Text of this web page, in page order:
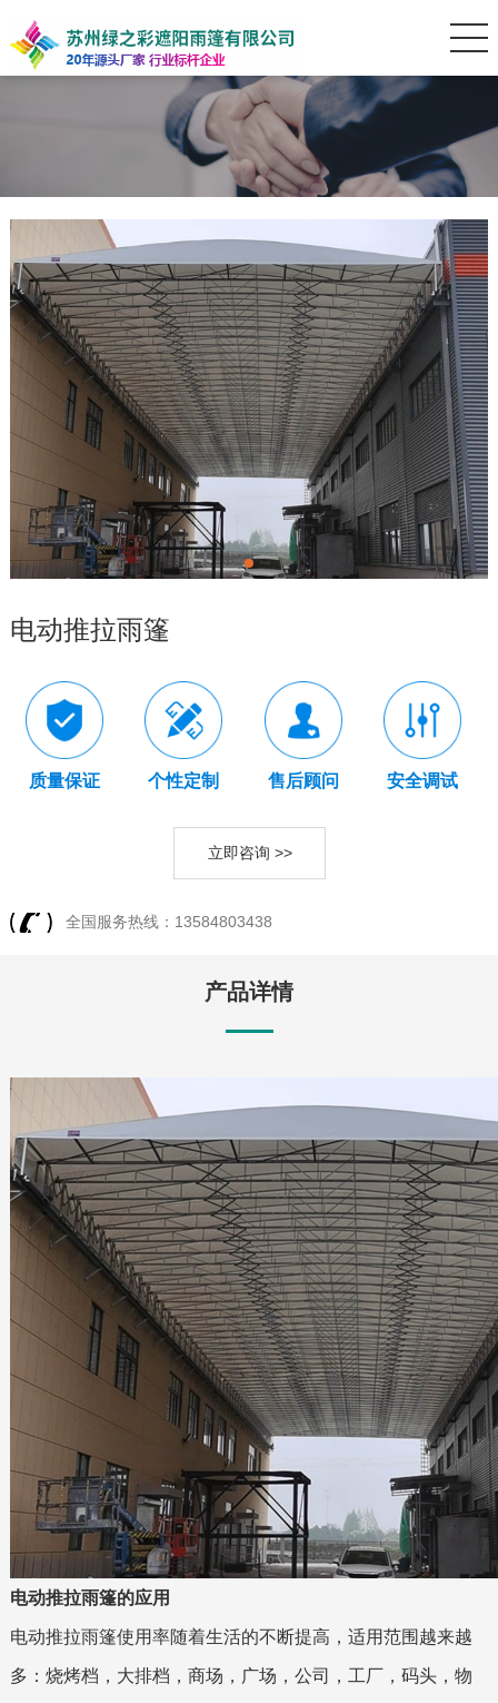
电动推拉雨篷
质量保证 个性定制 售后顾问 安全调试
立即咨询 >>
全国服务热线：13584803438
产品详情
电动推拉雨篷的应用
电动推拉雨篷使用率随着生活的不断提高，适用范围越来越
多：烧烤档，大排档，商场，广场，公司，工厂，码头，物